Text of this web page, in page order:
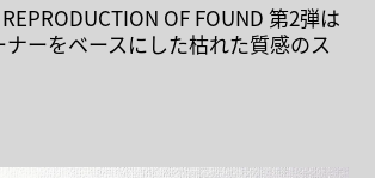
OF FOUND 第2弾は
ナーをベースにした枯れた質感のス